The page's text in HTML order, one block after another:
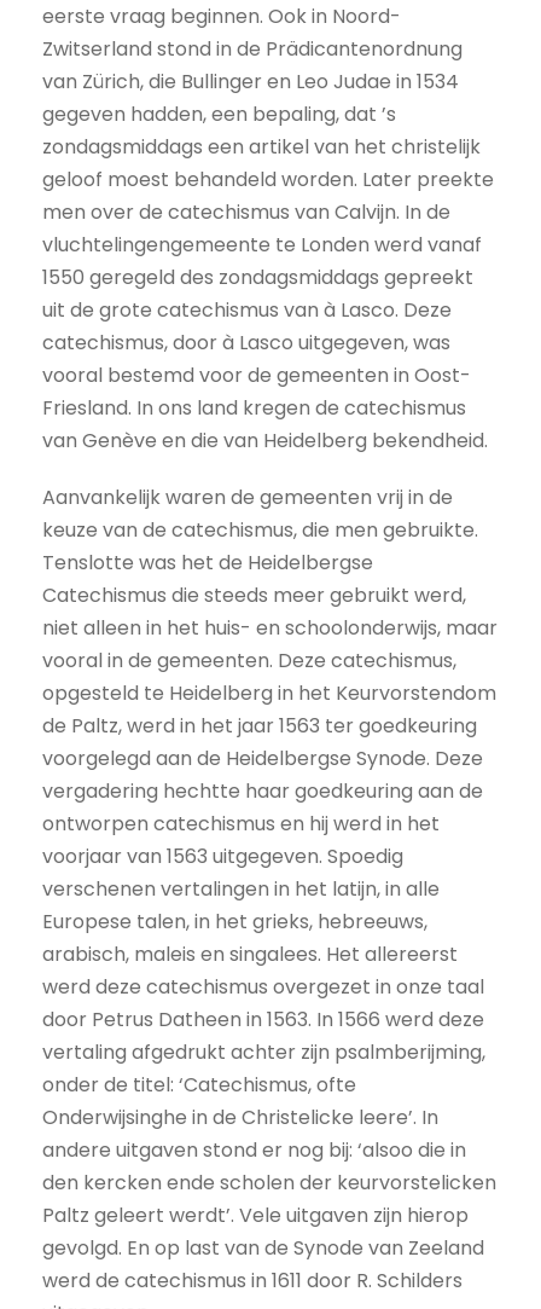
eerste vraag beginnen. Ook in Noord-
Zwitserland stond in de Prädicantenordnung
van Zürich, die Bullinger en Leo Judae in 1534
gegeven hadden, een bepaling, dat ’s
zondagsmiddags een artikel van het christelijk
geloof moest behandeld worden. Later preekte
men over de catechismus van Calvijn. In de
vluchtelingengemeente te Londen werd vanaf
1550 geregeld des zondagsmiddags gepreekt
uit de grote catechismus van à Lasco. Deze
catechismus, door à Lasco uitgegeven, was
vooral bestemd voor de gemeenten in Oost-
Friesland. In ons land kregen de catechismus
van Genève en die van Heidelberg bekendheid.
Aanvankelijk waren de gemeenten vrij in de
keuze van de catechismus, die men gebruikte.
Tenslotte was het de Heidelbergse
Catechismus die steeds meer gebruikt werd,
niet alleen in het huis- en schoolonderwijs, maar
vooral in de gemeenten. Deze catechismus,
opgesteld te Heidelberg in het Keurvorstendom
de Paltz, werd in het jaar 1563 ter goedkeuring
voorgelegd aan de Heidelbergse Synode. Deze
vergadering hechtte haar goedkeuring aan de
ontworpen catechismus en hij werd in het
voorjaar van 1563 uitgegeven. Spoedig
verschenen vertalingen in het latijn, in alle
Europese talen, in het grieks, hebreeuws,
arabisch, maleis en singalees. Het allereerst
werd deze catechismus overgezet in onze taal
door Petrus Datheen in 1563. In 1566 werd deze
vertaling afgedrukt achter zijn psalmberijming,
onder de titel: ‘Catechismus, ofte
Onderwijsinghe in de Christelicke leere’. In
andere uitgaven stond er nog bij: ‘alsoo die in
den kercken ende scholen der keurvorstelicken
Paltz geleert werdt’. Vele uitgaven zijn hierop
gevolgd. En op last van de Synode van Zeeland
werd de catechismus in 1611 door R. Schilders